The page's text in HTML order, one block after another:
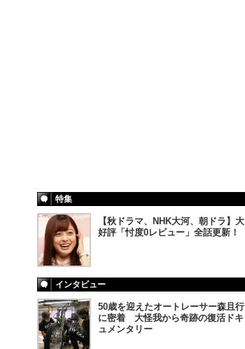
特集
【秋ドラマ、NHK大河、朝ドラ】大
好評「忖度0レビュー」全話更新！
インタビュー
50歳を迎えたオートレーサー森且行
に密着 大怪我から奇跡の復活ドキ
ュメンタリー